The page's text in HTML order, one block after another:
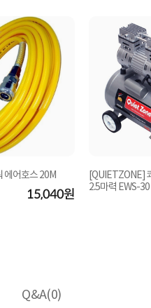
[툴마트] 국산 파워 에어호스 20M
15,040원
[QUIETZONE]
2.5마력 EWS-30
Q&A(0)